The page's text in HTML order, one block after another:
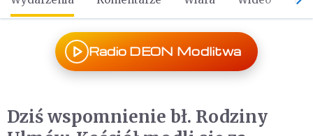
Radio DEON Modlitwa
Dziś wspomnienie bł. Rodziny